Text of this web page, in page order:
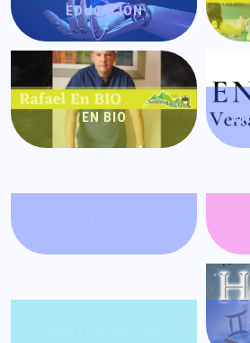
EDUCACIÓN
EN BIO